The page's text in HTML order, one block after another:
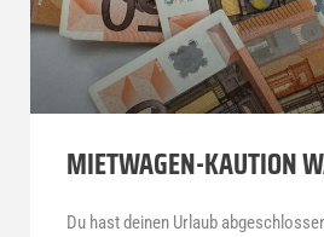
MIETWAGEN-KAUTION
Du hast deinen Urlaub